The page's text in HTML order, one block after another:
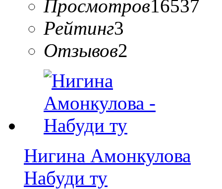
Просмотров16537
Рейтинг3
Отзывов2
Нигина Амонкулова
Набуди ту